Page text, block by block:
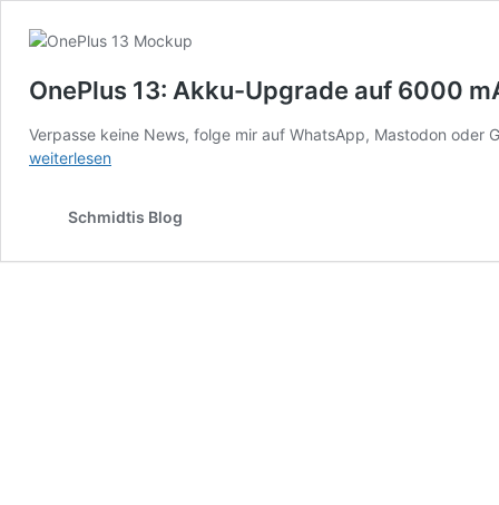
OnePlus 13: Akku-Upgrade auf 6000
Verpasse keine News, folge mir auf WhatsApp, Mastodon oder
weiterlesen
Schmidtis Blog